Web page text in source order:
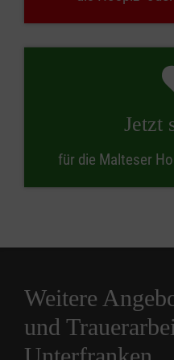
Jetzt
für die Malteser
Weitere
und